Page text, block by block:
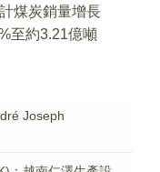
煤炭銷量增長
至約3.21億噸
Joseph